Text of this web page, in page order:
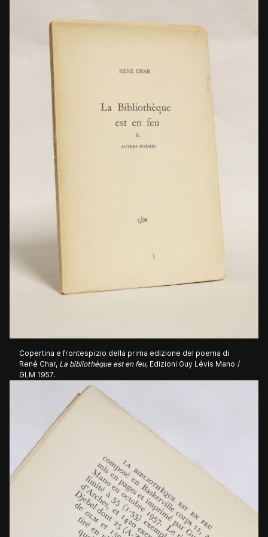
Copertina e frontespizio della prima edizione del poema di
René Char, La bibliothèque est en feu, Edizioni Guy Lévis Mano /
GLM 1957.